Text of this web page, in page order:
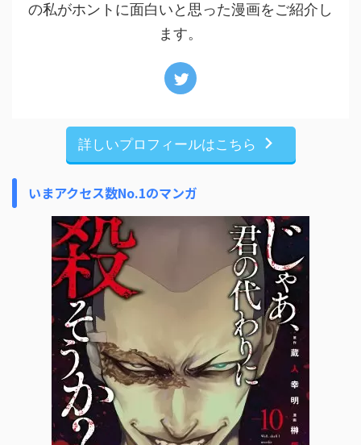
の私がホントに面白いと思った漫画をご紹介し
ます。
詳しいプロフィールはこちら
いまアクセス数No.1のマンガ